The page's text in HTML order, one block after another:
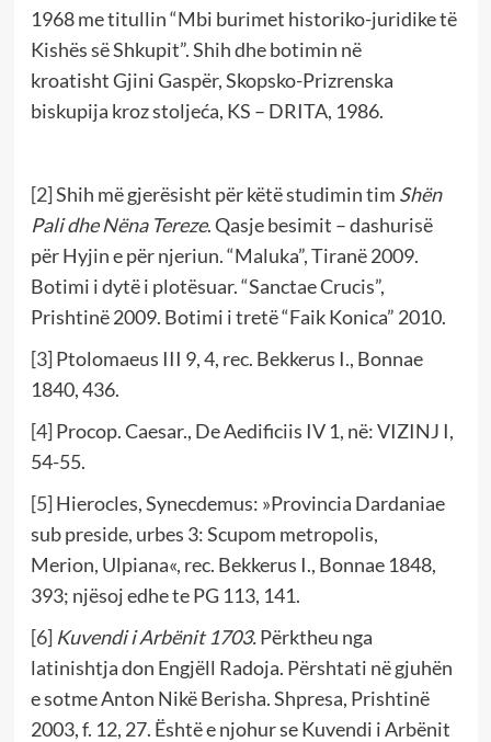
1968 me titullin “Mbi burimet historiko-juridike të
Kishës së Shkupit”. Shih dhe botimin në
kroatisht Gjini Gaspër, Skopsko-Prizrenska
biskupija kroz stoljeća, KS – DRITA, 1986.
[2]Shih më gjerësisht për këtë studimin tim Shën
Pali dhe Nëna Tereze. Qasje besimit – dashurisë
për Hyjin e për njeriun. “Maluka”, Tiranë 2009.
Botimi i dytë i plotësuar. “Sanctae Crucis”,
Prishtinë 2009. Botimi i tretë “Faik Konica” 2010.
[3]Ptolomaeus III 9, 4, rec. Bekkerus I., Bonnae
1840, 436.
[4]Procop. Caesar., De Aedificiis IV 1, në: VIZINJ I,
54-55.
[5]Hierocles, Synecdemus: »Provincia Dardaniae
sub preside, urbes 3: Scupom metropolis,
Merion, Ulpiana«, rec. Bekkerus I., Bonnae 1848,
393; njësoj edhe te PG 113, 141.
[6] Kuvendi i Arbënit 1703.Përktheu nga
latinishtja don Engjëll Radoja. Përshtati në gjuhën
e sotme Anton Nikë Berisha. Shpresa, Prishtinë
2003, f. 12, 27. Është e njohur se Kuvendi i Arbënit